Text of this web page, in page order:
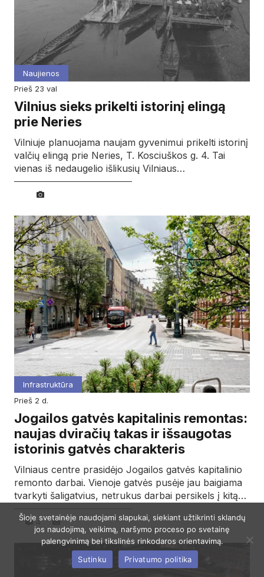
Naujienos
prieš 23 val
Vilnius sieks prikelti istorinį elingą
prie Neries
Vilniuje planuojama naujam gyvenimui prikelti istorinį
valčių elingą prie Neries, T. Kosciuškos g. 4. Tai
vienas iš nedaugelio išlikusių Vilniaus…
Infrastruktūra
prieš 2 d.
Jogailos gatvės kapitalinis remontas:
naujas dviračių takas ir išsaugotas
istorinis gatvės charakteris
Vilniaus centre prasidėjo Jogailos gatvės kapitalinio
remonto darbai. Vienoje gatvės pusėje jau baigiama
tvarkyti šaligatvius, netrukus darbai persikels į kitą…
4
Šioje svetainėje naudojami slapukai, siekiant užtikrinti sklandų
jos naudojimą, veikimą, naršymo proceso po svetainę
palengvinimą bei tikslinės rinkodaros orientavimą.
Sutinku
Privatumo politika